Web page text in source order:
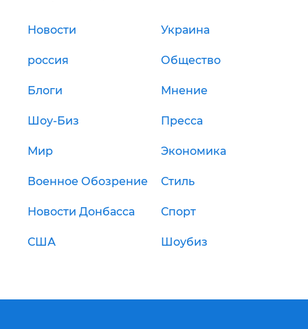
Новости Украина
россия Общество
Блоги Мнение
Шоу-Биз Пресса
Мир Экономика
Военное Обозрение Стиль
Новости Донбасса Спорт
США Шоубиз